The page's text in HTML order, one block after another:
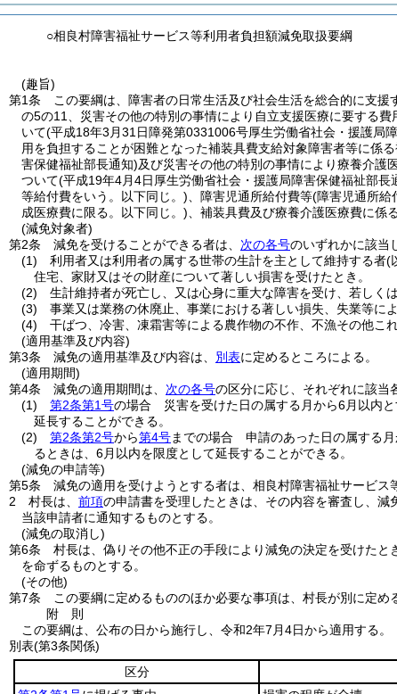
○相良村障害福祉サービス等利用者負担額減免取扱要綱
(趣旨)
第1条
この要綱は、障害者の日常生活及び社会生活を総合的に支援
の5の11、災害その他の特別の事情により自立支援医療に要する
いて(平成18年3月31日障発第0331006号厚生労働省社会・援護局
用を負担することが困難となった補装具費支給対象障害者等に係
害保健福祉部長通知)及び災害その他の特別の事情により療養介護
ついて(平成19年4月4日厚生労働省社会・援護局障害保健福祉部長
等給付費をいう。以下同じ。) 、障害児通所給付費等(障害児通所給
成医療費に限る。以下同じ。) 、補装具費及び療養介護医療費に係
(減免対象者)
第2条
減免を受けることができる者は、 次の各号のいずれかに該当
(1)
利用者又は利用者の属する世帯の生計を主として維持する者(
住宅、家財又はその財産について著しい損害を受けたとき。
(2)
生計維持者が死亡し、又は心身に重大な障害を受け、若しく
(3)
事業又は業務の休廃止、事業における著しい損失、失業等に
(4)
干ばつ、冷害、凍霜害等による農作物の不作、不漁その他こ
(適用基準及び内容)
第3条
減免の適用基準及び内容は、 別表に定めるところによる。
(適用期間)
第4条
減免の適用期間は、 次の各号の区分に応じ、それぞれに該当
(1)
第2条第1号の場合 災害を受けた日の属する月から6月以内と
延長することができる。
(2)
第2条第2号から第4号までの場合 申請のあった日の属する月
るときは、6月以内を限度として延長することができる。
(減免の申請等)
第5条
減免の適用を受けようとする者は、相良村障害福祉サービ
2
村長は、 前項の申請書を受理したときは、その内容を審査し、
当該申請者に通知するものとする。
(減免の取消し)
第6条
村長は、偽りその他不正の手段により減免の決定を受けた
を命ずるものとする。
(その他)
第7条
この要綱に定めるもののほか必要な事項は、村長が別に定め
附 則
この要綱は、公布の日から施行し、令和2年7月4日から適用する。
別表(第3条関係)
区分